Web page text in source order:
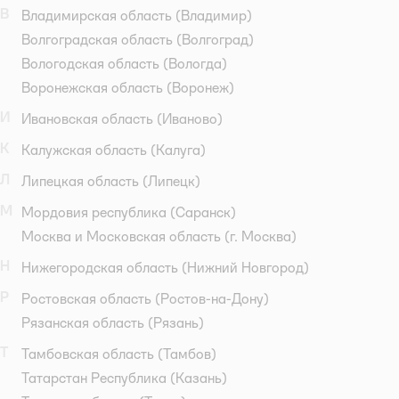
Владимирская область (Владимир)
Волгоградская область (Волгоград)
Вологодская область (Вологда)
Воронежская область (Воронеж)
Ивановская область (Иваново)
Калужская область (Калуга)
Липецкая область (Липецк)
Мордовия республика (Саранск)
Москва и Московская область (г. Москва)
Нижегородская область (Нижний Новгород)
Ростовская область (Ростов-на-Дону)
Рязанская область (Рязань)
Тамбовская область (Тамбов)
Татарстан Республика (Казань)